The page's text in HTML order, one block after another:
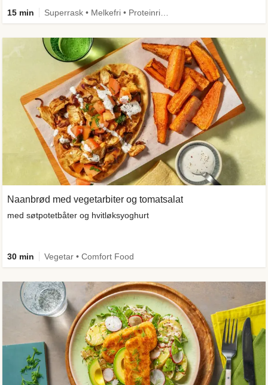
15 min
Naanbrød med vegetarbiter og tomatsalat
med søtpotetbåter og hvitløksyoghurt
30 min Vegetar • Comfort Food